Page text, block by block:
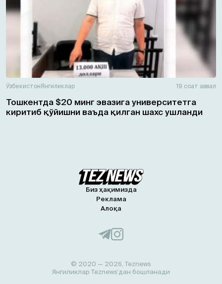
ЎзбекистонЯнгиликлар 19 соат аввал
Тошкентда $20 минг эвазига университетга
киритиб қўйишни ваъда қилган шахс ушланди
Биз ҳақимизда
Реклама
Алоқа
© 2020 — 2026, Teznews
Янгиликлар Teznews’дан бошланади